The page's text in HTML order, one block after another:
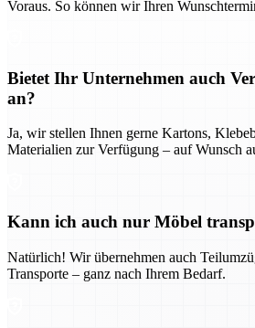
Voraus. So können wir Ihren
Bietet Ihr Unternehmen auch
an?
Ja, wir stellen Ihnen gerne Kartons,
Materialien zur Verfügung – auf Wunsch
Kann ich auch nur Möbel
Natürlich! Wir übernehmen auch
Transporte – ganz nach Ihrem Bedarf.